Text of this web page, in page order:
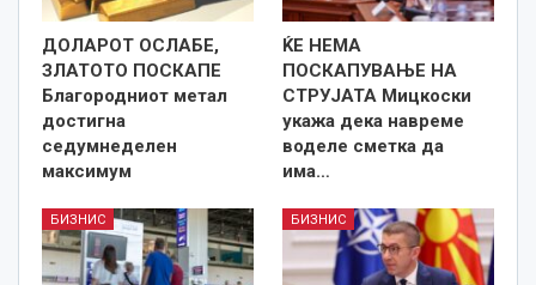
ДОЛАРОТ ОСЛАБЕ,
ЗЛАТОТО ПОСКАПЕ
Благородниот метал
достигна
седумнеделен
максимум
ЌЕ НЕМА
ПОСКАПУВАЊЕ НА
СТРУЈАТА Мицкоски
укажа дека навреме
воделе сметка да
има…
БИЗНИС БИЗНИС